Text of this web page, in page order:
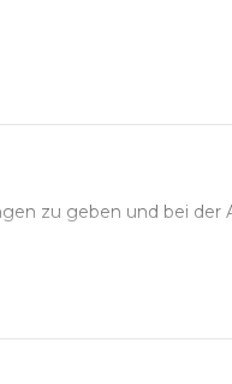
Monitore
zu geben und bei